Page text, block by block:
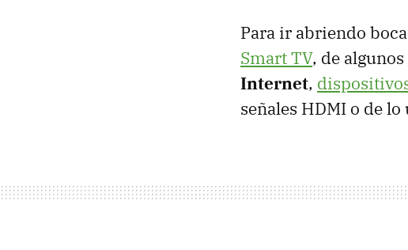
Para ir abriendo
Smart TV, de algunos
Internet,
señales HDMI o de